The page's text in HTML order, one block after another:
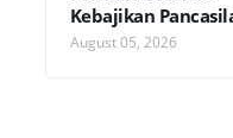
Kebajikan
August 05, 2026